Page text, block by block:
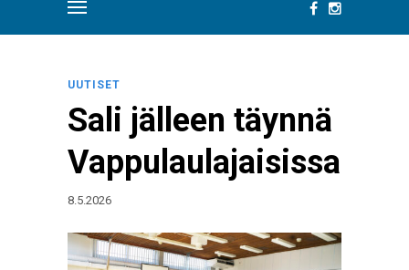
UUTISET
Sali jälleen täynnä
Vappulaulajaisissa
8.5.2026